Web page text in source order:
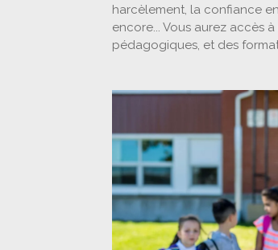
harcèlement, la confiance
encore... Vous aurez accès
pédagogiques, et des